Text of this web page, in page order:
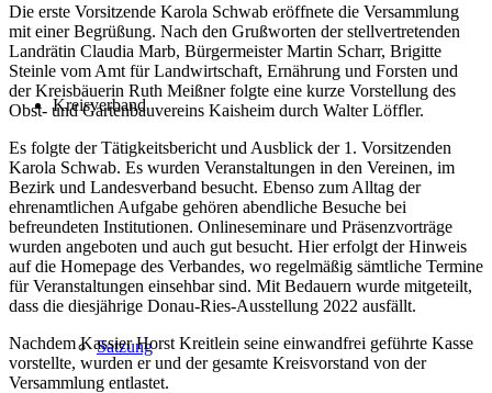
Kreisverband
Satzung
Die erste Vorsitzende Karola Schwab eröffnete die Versammlung
mit einer Begrüßung. Nach den Grußworten der stellvertretenden
Landrätin Claudia Marb, Bürgermeister Martin Scharr, Brigitte
Steinle vom Amt für Landwirtschaft, Ernährung und Forsten und
der Kreisbäuerin Ruth Meißner folgte eine kurze Vorstellung des
Obst- und Gartenbauvereins Kaisheim durch Walter Löffler.
Es folgte der Tätigkeitsbericht und Ausblick der 1. Vorsitzenden
Karola Schwab. Es wurden Veranstaltungen in den Vereinen, im
Bezirk und Landesverband besucht. Ebenso zum Alltag der
ehrenamtlichen Aufgabe gehören abendliche Besuche bei
befreundeten Institutionen. Onlineseminare und Präsenzvorträge
wurden angeboten und auch gut besucht. Hier erfolgt der Hinweis
auf die Homepage des Verbandes, wo regelmäßig sämtliche Termine
für Veranstaltungen einsehbar sind. Mit Bedauern wurde mitgeteilt,
dass die diesjährige Donau-Ries-Ausstellung 2022 ausfällt.
Nachdem Kassier Horst Kreitlein seine einwandfrei geführte Kasse
vorstellte, wurden er und der gesamte Kreisvorstand von der
Versammlung entlastet.